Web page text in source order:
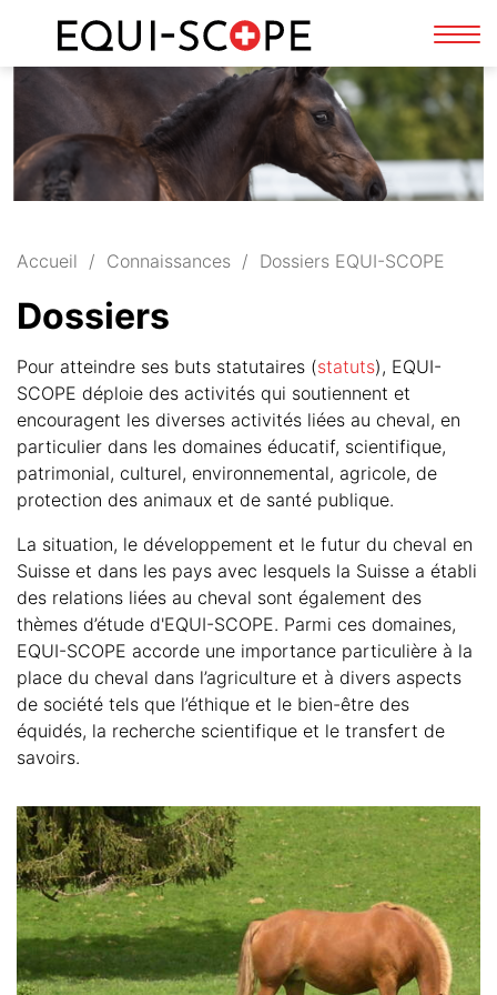
DE
Accueil Connaissances Dossiers EQUI-SCOPE
Dossiers
Pour atteindre ses buts statutaires (statuts), EQUI-
SCOPE déploie des activités qui soutiennent et
encouragent les diverses activités liées au cheval, en
particulier dans les domaines éducatif, scientifique,
patrimonial, culturel, environnemental, agricole, de
protection des animaux et de santé publique.
La situation, le développement et le futur du cheval en
Suisse et dans les pays avec lesquels la Suisse a établi
des relations liées au cheval sont également des
thèmes d’étude d'EQUI-SCOPE. Parmi ces domaines,
EQUI-SCOPE accorde une importance particulière à la
place du cheval dans l’agriculture et à divers aspects
de société tels que l’éthique et le bien-être des
équidés, la recherche scientifique et le transfert de
savoirs.